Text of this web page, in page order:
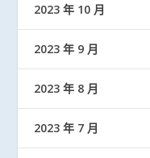
2023 年 10 月
2023 年 9 月
2023 年 8 月
2023 年 7 月